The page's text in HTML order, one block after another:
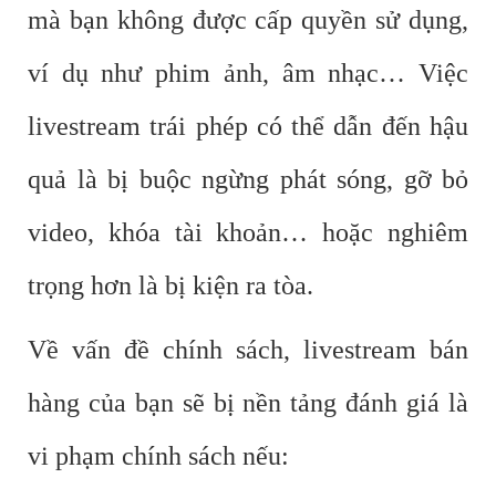
mà bạn không được cấp quyền sử dụng,
ví dụ như phim ảnh, âm nhạc… Việc
livestream trái phép có thể dẫn đến hậu
quả là bị buộc ngừng phát sóng, gỡ bỏ
video, khóa tài khoản… hoặc nghiêm
trọng hơn là bị kiện ra tòa.
Về vấn đề chính sách, livestream bán
hàng của bạn sẽ bị nền tảng đánh giá là
vi phạm chính sách nếu: